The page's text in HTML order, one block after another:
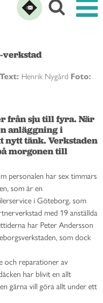
verkstad
Text: Henrik Nygård Foto:
från sju till fyra. När
anläggning i
nytt tänk. Verkstaden
morgonen till
personalen har sex timmars
som är en
i Göteborg, som
med 19 anställda
har Peter Andersson
som dock
och reparationer av
har blivit en allt
gärna vill göra allt under ett